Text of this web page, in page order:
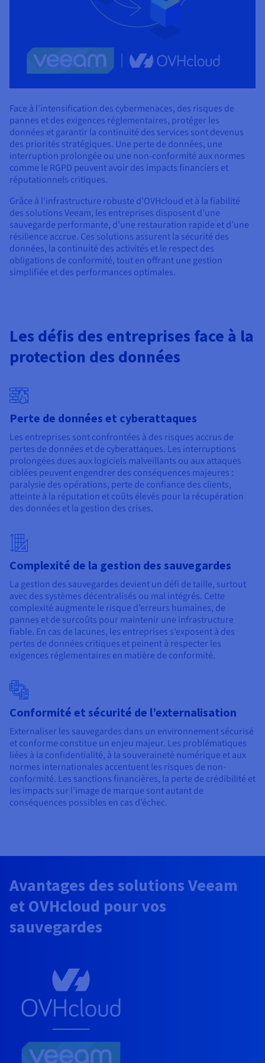
Roadmap & Changelog
Roadmap & Changelog
Face à l’intensification des cybermenaces, des risques de
pannes et des exigences réglementaires, protéger les
données et garantir la continuité des services sont devenus
des priorités stratégiques. Une perte de données, une
interruption prolongée ou une non-conformité aux normes
comme le RGPD peuvent avoir des impacts financiers et
réputationnels critiques.
Grâce à l’infrastructure robuste d'OVHcloud et à la fiabilité
des solutions Veeam, les entreprises disposent d’une
sauvegarde performante, d’une restauration rapide et d’une
résilience accrue. Ces solutions assurent la sécurité des
données, la continuité des activités et le respect des
obligations de conformité, tout en offrant une gestion
simplifiée et des performances optimales.
Les défis des entreprises face à la
protection des données
Perte de données et cyberattaques
Les entreprises sont confrontées à des risques accrus de
pertes de données et de cyberattaques. Les interruptions
prolongées dues aux logiciels malveillants ou aux attaques
ciblées peuvent engendrer des conséquences majeures :
paralysie des opérations, perte de confiance des clients,
atteinte à la réputation et coûts élevés pour la récupération
des données et la gestion des crises.
Complexité de la gestion des sauvegardes
La gestion des sauvegardes devient un défi de taille, surtout
avec des systèmes décentralisés ou mal intégrés. Cette
complexité augmente le risque d’erreurs humaines, de
pannes et de surcoûts pour maintenir une infrastructure
fiable. En cas de lacunes, les entreprises s’exposent à des
pertes de données critiques et peinent à respecter les
exigences réglementaires en matière de conformité.
Conformité et sécurité de l’externalisation
Externaliser les sauvegardes dans un environnement sécurisé
et conforme constitue un enjeu majeur. Les problématiques
liées à la confidentialité, à la souveraineté numérique et aux
normes internationales accentuent les risques de non-
conformité. Les sanctions financières, la perte de crédibilité et
les impacts sur l’image de marque sont autant de
conséquences possibles en cas d’échec.
Avantages des solutions Veeam
et OVHcloud pour vos
sauvegardes